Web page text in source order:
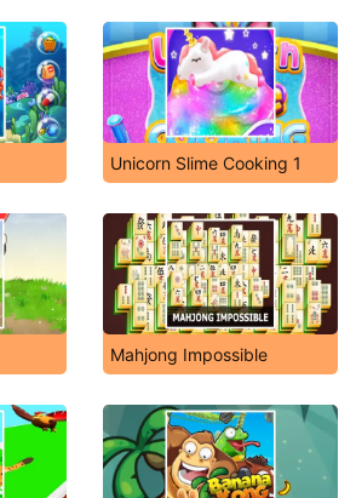
Unicorn Slime Cooking 1
Mahjong Impossible